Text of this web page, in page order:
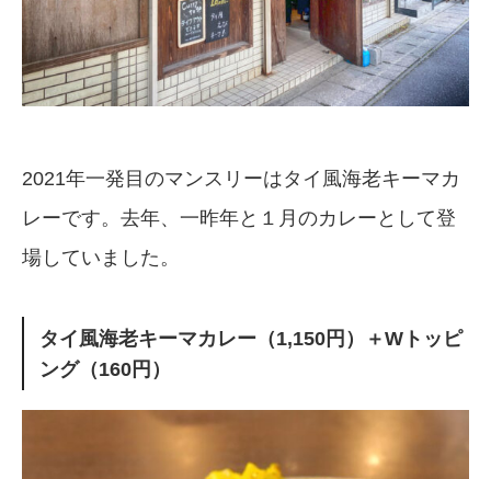
2021年一発目のマンスリーはタイ風海老キーマカ
レーです。去年、一昨年と１月のカレーとして登
場していました。
タイ風海老キーマカレー（1,150円）＋Wトッピ
ング（160円）